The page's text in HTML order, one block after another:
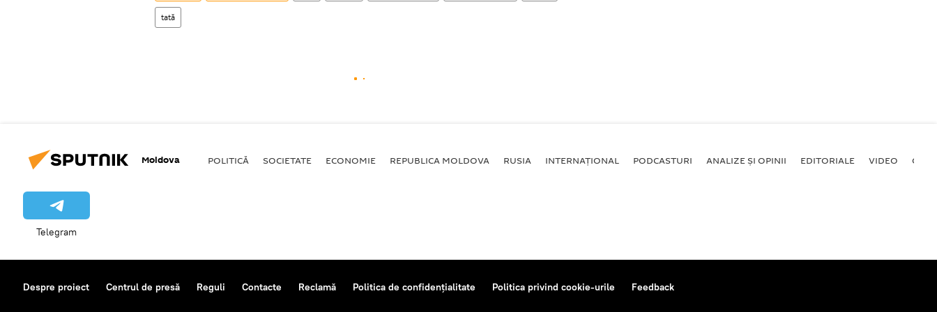
tată
Moldova POLITICĂ SOCIETATE ECONOMIE REPUBLICA MOLDOVA RUSIA INTERNAȚIONAL PODCASTURI ANALIZE ȘI OPINII EDITORIALE VIDEO
Telegram
Despre proiect Centrul de presă Reguli Contacte Reclamă Politica de confidențialitate Politica privind cookie-urile Feedback